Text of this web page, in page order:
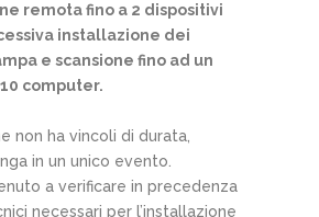
remota fino a 2 dispositivi
installazione dei
e scansione fino ad un
computer.
non ha vincoli di durata,
in un unico evento.
a verificare in precedenza
necessari per l’installazione